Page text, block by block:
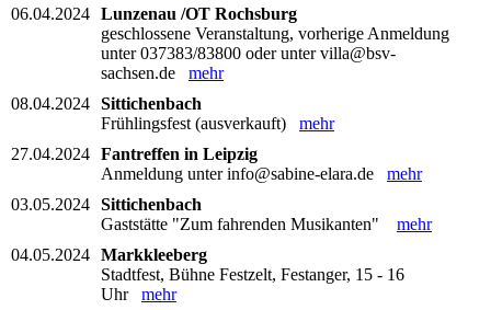
06.04.2024 Lunzenau /OT Rochsburg
geschlossene Veranstaltung, vorherige Anmeldung
unter 037383/83800 oder unter villa@bsv-
sachsen.de mehr
08.04.2024 Sittichenbach
Frühlingsfest (ausverkauft) mehr
27.04.2024 Fantreffen in Leipzig
Anmeldung unter info@sabine-elara.de mehr
03.05.2024 Sittichenbach
Gaststätte "Zum fahrenden Musikanten" mehr
04.05.2024 Markkleeberg
Stadtfest, Bühne Festzelt, Festanger, 15 - 16
Uhr mehr